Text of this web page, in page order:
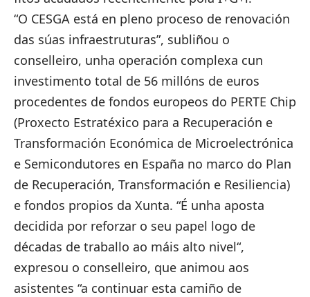
“O CESGA está en pleno proceso de renovación
das súas infraestruturas”, subliñou o
conselleiro, unha operación complexa cun
investimento total de 56 millóns de euros
procedentes de fondos europeos do PERTE Chip
(Proxecto Estratéxico para a Recuperación e
Transformación Económica de Microelectrónica
e Semicondutores en España no marco do Plan
de Recuperación, Transformación e Resiliencia)
e fondos propios da Xunta. “É unha aposta
decidida por reforzar o seu papel logo de
décadas de traballo ao máis alto nivel“,
expresou o conselleiro, que animou aos
asistentes “a continuar esta camiño de